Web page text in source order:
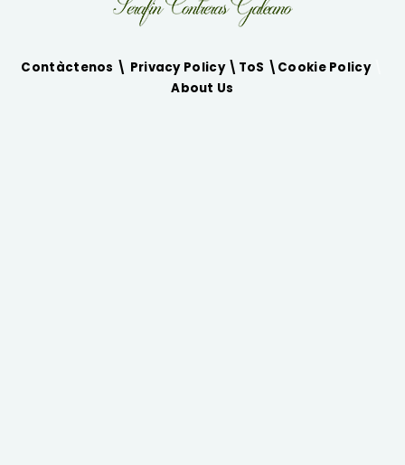
Contàctenos \ Privacy Policy \ ToS \ Cookie Policy\
About Us